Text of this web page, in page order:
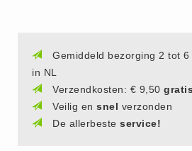
BHV kasten (0)
Evacuatie - Zaklampen (0)
Kleding - Hesjes (0)
Brandblusmiddelen
Gemiddeld bezorging 2 tot
in NL
Verzendkosten: € 9,50
Veilig en snel verzonden
De allerbeste service!